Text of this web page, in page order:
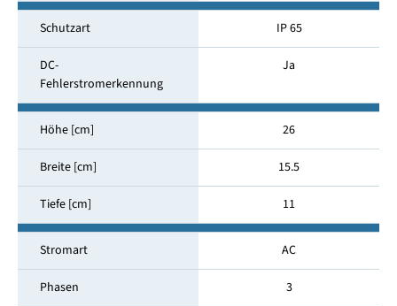
Schutzart IP 65
DC-
Fehlerstromerkennung
Ja
Höhe [cm] 26
Breite [cm] 15.5
Tiefe [cm] 11
Stromart AC
Phasen 3